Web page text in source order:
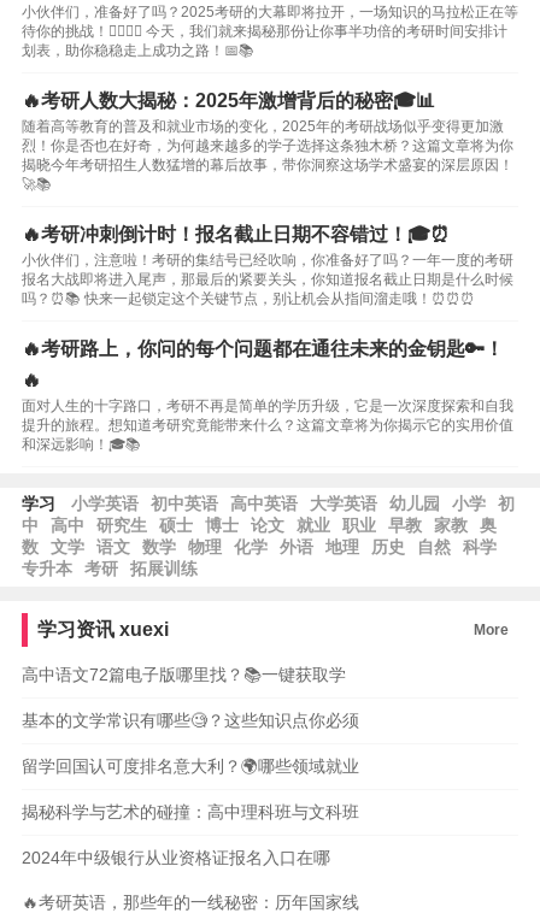
小伙伴们，准备好了吗？2025考研的大幕即将拉开，一场知识的马拉松正在等
待你的挑战！🏃‍♀️🏃‍♂️ 今天，我们就来揭秘那份让你事半功倍的考研时间安排计
划表，助你稳稳走上成功之路！📅📚
🔥考研人数大揭秘：2025年激增背后的秘密🎓📊
随着高等教育的普及和就业市场的变化，2025年的考研战场似乎变得更加激
烈！你是否也在好奇，为何越来越多的学子选择这条独木桥？这篇文章将为你
揭晓今年考研招生人数猛增的幕后故事，带你洞察这场学术盛宴的深层原因！
🚀📚
🔥考研冲刺倒计时！报名截止日期不容错过！🎓⏰
小伙伴们，注意啦！考研的集结号已经吹响，你准备好了吗？一年一度的考研
报名大战即将进入尾声，那最后的紧要关头，你知道报名截止日期是什么时候
吗？⏰📚 快来一起锁定这个关键节点，别让机会从指间溜走哦！⏰⏰⏰
🔥考研路上，你问的每个问题都在通往未来的金钥匙🔑！
🔥
面对人生的十字路口，考研不再是简单的学历升级，它是一次深度探索和自我
提升的旅程。想知道考研究竟能带来什么？这篇文章将为你揭示它的实用价值
和深远影响！🎓📚
学习 小学英语 初中英语 高中英语 大学英语 幼儿园 小学
初
中
高中 研究生 硕士 博士 论文 就业 职业 早教 家教
奥
数
文学 语文 数学 物理 化学 外语 地理 历史 自然
科学
专升本
考研 拓展训练
学习资讯 xuexi More
高中语文72篇电子版哪里找？📚一键获取学
基本的文学常识有哪些🧐？这些知识点你必须
留学回国认可度排名意大利？🌍哪些领域就业
揭秘科学与艺术的碰撞：高中理科班与文科班
2024年中级银行从业资格证报名入口在哪
🔥考研英语，那些年的一线秘密：历年国家线